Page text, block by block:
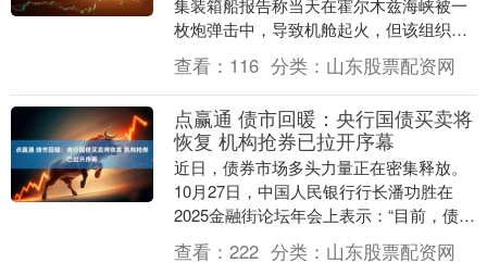
集装箱船报告称当天在霍尔木兹海峡被一
枚炮弹击中，导致机舱起火，但该组织尚
未收到任何环境影响报告。 举报 相关阅读
战事第5....
查看： 116 分类： 山东股票配资网
点赢通 债市回暖：央行国债买卖将
恢复 机构抢券已拉开序幕
近日，债券市场多头力量正在密集释放。
10月27日，中国人民银行行长潘功胜在
2025金融街论坛年会上表示：“目前，债市
整体运行良好，人民银行将恢复公开市场
国债买....
查看： 222 分类： 山东股票配资网